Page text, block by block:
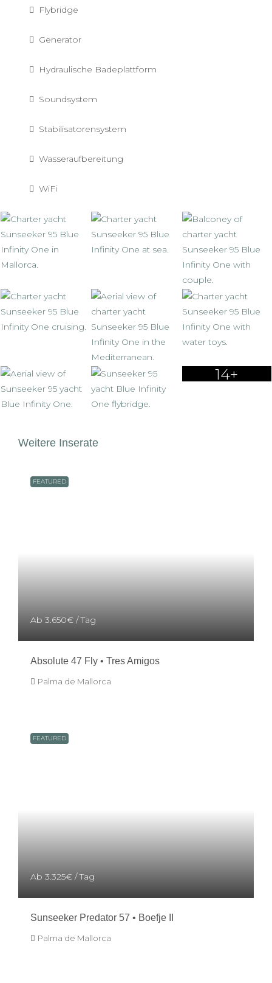
Flybridge
Generator
Hydraulische Badeplattform
Soundsystem
Stabilisatorensystem
Wasseraufbereitung
WiFi
14+
Weitere Inserate
FEATURED
Ab 3.650€ / Tag
Absolute 47 Fly • Tres Amigos
Palma de Mallorca
FEATURED
Ab 3.325€ / Tag
Sunseeker Predator 57 • Boefje II
Palma de Mallorca